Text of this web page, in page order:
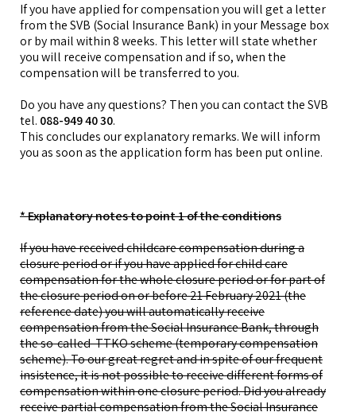
If you have applied for compensation you will get a letter
from the SVB (Social Insurance Bank) in your Message box
or by mail within 8 weeks. This letter will state whether
you will receive compensation and if so, when the
compensation will be transferred to you.
Do you have any questions? Then you can contact the SVB
tel. 088-949 40 30.
This concludes our explanatory remarks. We will inform
you as soon as the application form has been put online.
* Explanatory notes to point 1 of the conditions
If you have received childcare compensation during a
closure period or if you have applied for child care
compensation for the whole closure period or for part of
the closure period on or before 21 February 2021 (the
reference date) you will automatically receive
compensation from the Social Insurance Bank, through
the so-called TTKO scheme (temporary compensation
scheme). To our great regret and in spite of our frequent
insistence, it is not possible to receive different forms of
compensation within one closure period. Did you already
receive partial compensation from the Social Insurance